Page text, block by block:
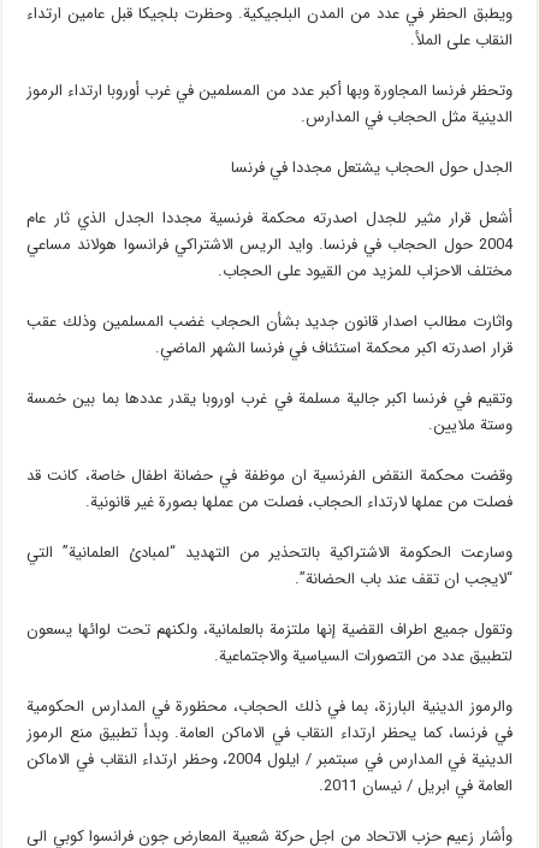
ويطبق الحظر في عدد من المدن البلجيكية. وحظرت بلجيكا قبل عامين ارتداء
النقاب على الملأ.
وتحظر فرنسا المجاورة وبها أكبر عدد من المسلمين في غرب أوروبا ارتداء الرموز
الدينية مثل الحجاب في المدارس.
الجدل حول الحجاب يشتعل مجددا في فرنسا
أشعل قرار مثير للجدل اصدرته محكمة فرنسية مجددا الجدل الذي ثار عام
2004 حول الحجاب في فرنسا. وايد الريس الاشتراكي فرانسوا هولاند مساعي
مختلف الاحزاب للمزيد من القيود على الحجاب.
واثارت مطالب اصدار قانون جديد بشأن الحجاب غضب المسلمين وذلك عقب
قرار اصدرته اكبر محكمة استئناف في فرنسا الشهر الماضي.
وتقيم في فرنسا اكبر جالية مسلمة في غرب اوروبا يقدر عددها بما بين خمسة
وستة ملايين.
وقضت محكمة النقض الفرنسية ان موظفة في حضانة اطفال خاصة، كانت قد
فصلت من عملها لارتداء الحجاب، فصلت من عملها بصورة غير قانونية.
وسارعت الحكومة الاشتراكية بالتحذير من التهديد “لمبادئ العلمانية” التي
“لايجب ان تقف عند باب الحضانة”.
وتقول جميع اطراف القضية إنها ملتزمة بالعلمانية، ولكنهم تحت لوائها يسعون
لتطبيق عدد من التصورات السياسية والاجتماعية.
والرموز الدينية البارزة، بما في ذلك الحجاب، محظورة في المدارس الحكومية
في فرنسا، كما يحظر ارتداء النقاب في الاماكن العامة. وبدأ تطبيق منع الرموز
الدينية في المدارس في سبتمبر / ايلول 2004، وحظر ارتداء النقاب في الاماكن
العامة في ابريل / نيسان 2011.
وأشار زعيم حزب الاتحاد من اجل حركة شعبية المعارض جون فرانسوا كوبي الى